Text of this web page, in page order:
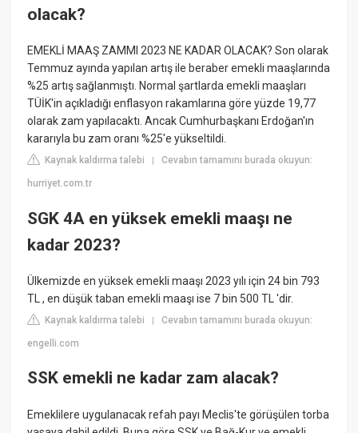
olacak?
EMEKLİ MAAŞ ZAMMI 2023 NE KADAR OLACAK? Son olarak
Temmuz ayında yapılan artış ile beraber emekli maaşlarında
%25 artış sağlanmıştı. Normal şartlarda emekli maaşları
TÜİK'in açıkladığı enflasyon rakamlarına göre yüzde 19,77
olarak zam yapılacaktı. Ancak Cumhurbaşkanı Erdoğan'ın
kararıyla bu zam oranı %25'e yükseltildi.
Kaynak kaldırma talebi |Cevabın tamamını burada okuyun:
hurriyet.com.tr
SGK 4A en yüksek emekli maaşı ne
kadar 2023?
Ülkemizde en yüksek emekli maaşı 2023 yılı için 24 bin 793
TL , en düşük taban emekli maaşı ise 7 bin 500 TL 'dir.
Kaynak kaldırma talebi |Cevabın tamamını burada okuyun:
engelli.com
SSK emekli ne kadar zam alacak?
Emeklilere uygulanacak refah payı Meclis'te görüşülen torba